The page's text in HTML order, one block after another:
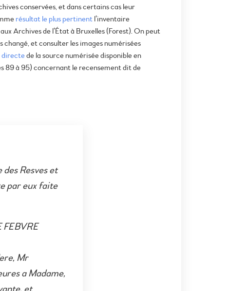
conservées, et dans certains cas leur
résultat le plus pertinent l’inventaire
Archives de l’État à Bruxelles (Forest). On peut
et consulter les images numérisées
directede la source numérisée disponible en
89 à 95) concernant le recensement dit de
Resves et
par eux faite
Mr
a Madame,